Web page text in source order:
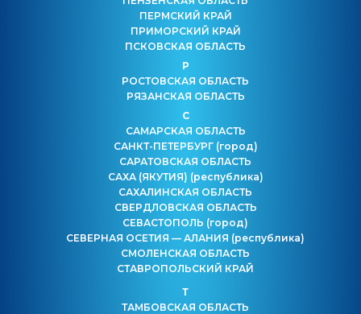
ПЕРМСКИЙ КРАЙ
ПРИМОРСКИЙ КРАЙ
ПСКОВСКАЯ ОБЛАСТЬ
Р
РОСТОВСКАЯ ОБЛАСТЬ
РЯЗАНСКАЯ ОБЛАСТЬ
С
САМАРСКАЯ ОБЛАСТЬ
САНКТ-ПЕТЕРБУРГ (город)
САРАТОВСКАЯ ОБЛАСТЬ
САХА (ЯКУТИЯ) (республика)
САХАЛИНСКАЯ ОБЛАСТЬ
СВЕРДЛОВСКАЯ ОБЛАСТЬ
СЕВАСТОПОЛЬ (город)
СЕВЕРНАЯ ОСЕТИЯ — АЛАНИЯ (республика)
СМОЛЕНСКАЯ ОБЛАСТЬ
СТАВРОПОЛЬСКИЙ КРАЙ
Т
ТАМБОВСКАЯ ОБЛАСТЬ